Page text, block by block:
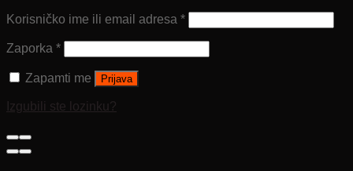
Korisničko ime ili email adresa *
Zaporka *
Zapamti me Prijava
Izgubili ste lozinku?